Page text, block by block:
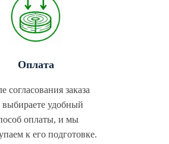
Оплата
согласования заказа
удобный
оплаты, и мы
к его подготовке.